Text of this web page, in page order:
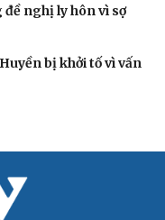
đề nghị ly hôn vì sợ
bị khởi tố vì vấn